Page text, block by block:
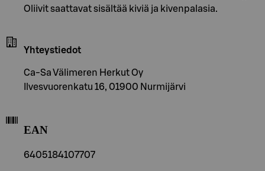
Oliivit saattavat sisältää kiviä ja kivenpalasia.
Yhteystiedot
Ca-Sa Välimeren Herkut Oy
Ilvesvuorenkatu 16, 01900 Nurmijärvi
EAN
6405184107707